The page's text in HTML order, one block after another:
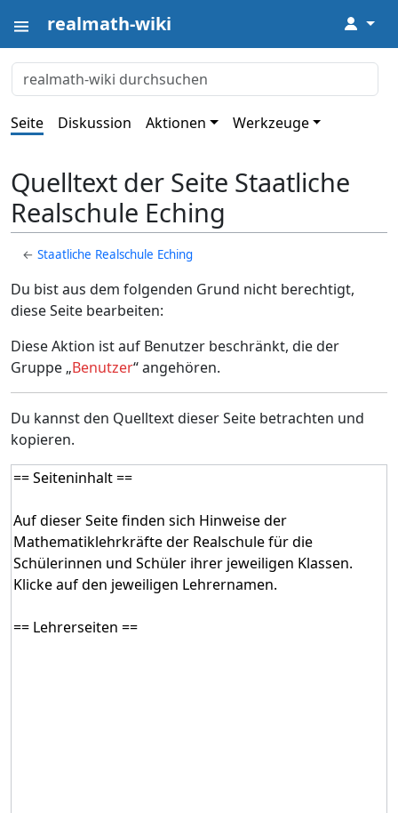
realmath-wiki ↓
Seite Diskussion Aktionen Werkzeuge
Quelltext der Seite Staatliche
Realschule Eching
←Staatliche Realschule Eching
Du bist aus dem folgenden Grund nicht berechtigt,
diese Seite bearbeiten:
Diese Aktion ist auf Benutzer beschränkt, die der
Gruppe „Benutzer“ angehören.
Du kannst den Quelltext dieser Seite betrachten und
kopieren.